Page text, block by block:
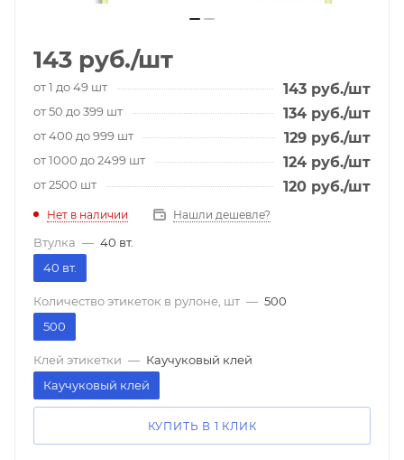
143 руб./шт
от 1 до 49 шт 143 руб./шт
от 50 до 399 шт 134 руб./шт
от 400 до 999 шт 129 руб./шт
от 1000 до 2499 шт 124 руб./шт
от 2500 шт 120 руб./шт
Нет в наличии Нашли дешевле?
Втулка — 40 вт.
40 вт.
Количество этикеток в рулоне, шт — 500
500
Клей этикетки — Каучуковый клей
Каучуковый клей
КУПИТЬ В 1 КЛИК